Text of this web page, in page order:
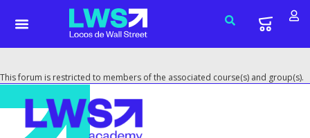
This forum is restricted to members of the associated course(s) and group(s).